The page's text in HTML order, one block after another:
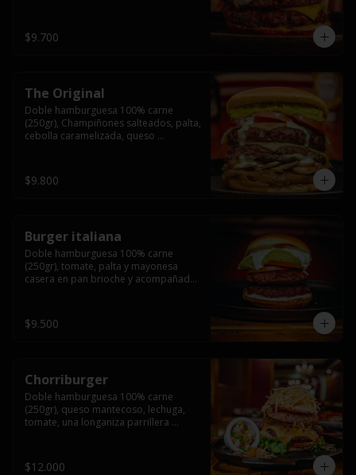
$9.700
The Original
Doble hamburguesa 100% carne
(250gr), Champiñones salteados, palta,
cebolla caramelizada, queso
fritas.
$9.800
Burger italiana
Doble hamburguesa 100% carne
(250gr), tomate, palta y mayonesa
casera en pan brioche y acompañado
$9.500
Chorriburger
Doble hamburguesa 100% carne
(250gr), queso mantecoso, lechuga,
tomate, una longaniza parrillera
papas fritas.
$12.000